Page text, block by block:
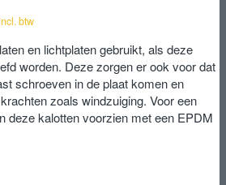
btw
en lichtplaten gebruikt, als deze
worden. Deze zorgen er ook voor dat
schroeven in de plaat komen en
zoals windzuiging. Voor een
deze kalotten voorzien met een EPDM